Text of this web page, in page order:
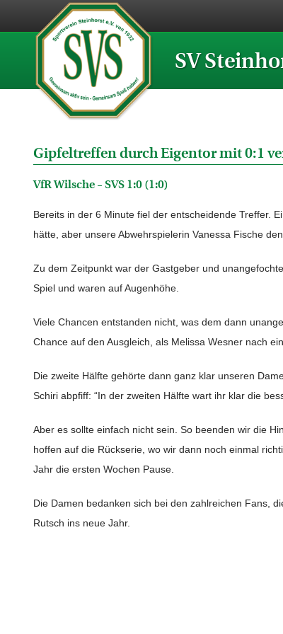
SV
Gipfeltreffen durch Eigentor mit 0:1
VfR Wilsche – SVS 1:0 (1:0)
Bereits in der 6 Minute fiel der entscheidende Treffer.
hätte, aber unsere Abwehrspielerin Vanessa Fische
Zu dem Zeitpunkt war der Gastgeber und
Spiel und waren auf Augenhöhe.
Viele Chancen entstanden nicht, was dem dann
Chance auf den Ausgleich, als Melissa Wesner nach
Die zweite Hälfte gehörte dann ganz klar unseren
Schiri abpfiff: “In der zweiten Hälfte wart ihr klar die
Aber es sollte einfach nicht sein. So beenden wir die
hoffen auf die Rückserie, wo wir dann noch einmal
Jahr die ersten Wochen Pause.
Die Damen bedanken sich bei den zahlreichen Fans,
Rutsch ins neue Jahr.